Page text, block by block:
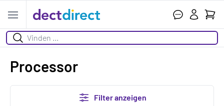
Open menu
Suchen
Ihr
Processor
Filter anzeigen